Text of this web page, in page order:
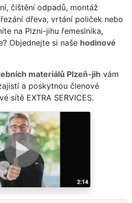
čištění odpadů, montáž
dřeva, vrtání poliček nebo
na Plzni-jihu řemeslníka,
Objednejte si naše hodinové
materiálů Plzeň-jih vám
a poskytnou členové
sítě EXTRA SERVICES.